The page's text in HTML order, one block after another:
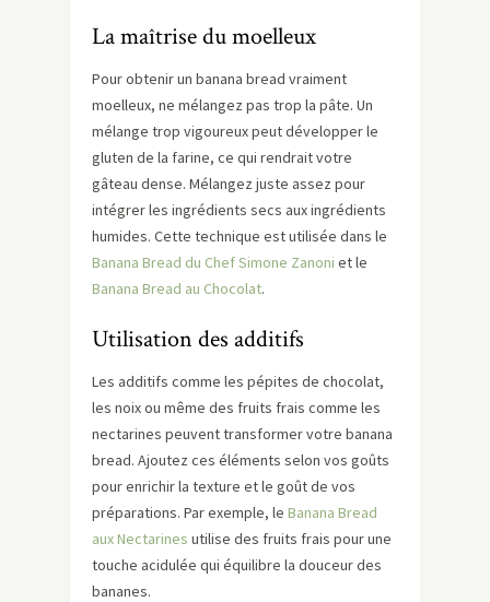
La maîtrise du moelleux
Pour obtenir un banana bread vraiment
moelleux, ne mélangez pas trop la pâte. Un
mélange trop vigoureux peut développer le
gluten de la farine, ce qui rendrait votre
gâteau dense. Mélangez juste assez pour
intégrer les ingrédients secs aux ingrédients
humides. Cette technique est utilisée dans le
Banana Bread du Chef Simone Zanoni et le
Banana Bread au Chocolat.
Utilisation des additifs
Les additifs comme les pépites de chocolat,
les noix ou même des fruits frais comme les
nectarines peuvent transformer votre banana
bread. Ajoutez ces éléments selon vos goûts
pour enrichir la texture et le goût de vos
préparations. Par exemple, le Banana Bread
aux Nectarines utilise des fruits frais pour une
touche acidulée qui équilibre la douceur des
bananes.